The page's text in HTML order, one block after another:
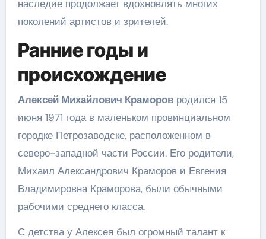
наследие продолжает вдохновлять многих
поколений артистов и зрителей.
Ранние годы и
происхождение
Алексей Михайлович Краморовродился 15
июня 1971 года в маленьком провинциальном
городке Петрозаводске, расположенном в
северо-западной части России. Его родители,
Михаил Александрович Краморов и Евгения
Владимировна Краморова, были обычными
рабочими среднего класса.
С детства у Алексея был огромный талант к